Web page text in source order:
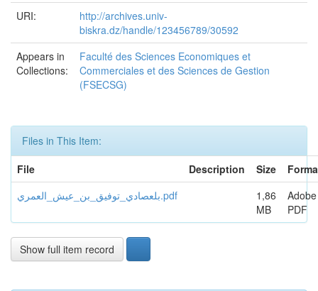
URI:
http://archives.univ-
biskra.dz/handle/123456789/30592
Appears in
Collections:
Faculté des Sciences Economiques et
Commerciales et des Sciences de Gestion
(FSECSG)
Files in This Item:
File
Description Size
بلعصادي_توفيق_بن_عيش_العمري.pdf
1,86
MB
Adobe
PDF
Show full item record